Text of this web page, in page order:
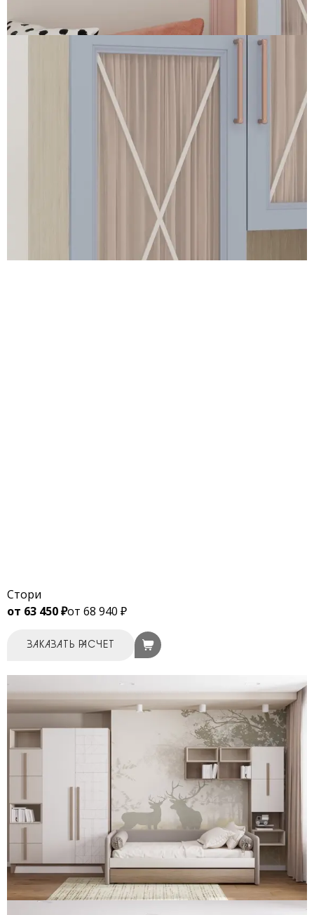
Стори
от 63 450 ₽от 68 940 ₽
ЗАКАЗАТЬ РАСЧЕТ